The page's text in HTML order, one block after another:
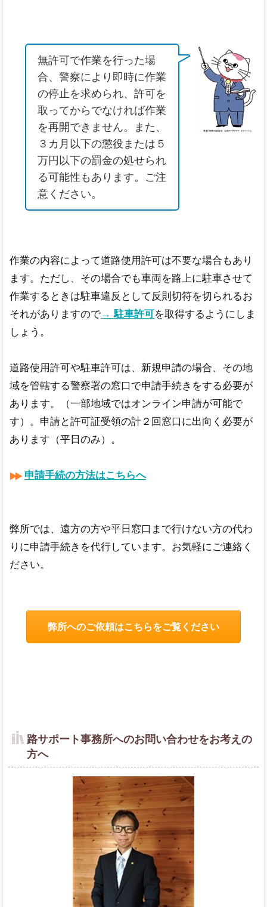
無許可で作業を行った場
合、警察により即時に作業
の停止を求められ、許可を
取ってからでなければ作業
を再開できません。また、
３カ月以下の懲役または５
万円以下の罰金の処せられ
る可能性もあります。ご注
意ください。
作業の内容によって道路使用許可は不要な場合もあり
ます。ただし、その場合でも車両を路上に駐車させて
作業するときは駐車違反として反則切符を切られるお
それがありますので→ 駐車許可を取得するようにしま
しょう。
道路使用許可や駐車許可は、新規申請の場合、その地
域を管轄する警察署の窓口で申請手続きをする必要が
あります。（一部地域ではオンライン申請が可能で
す）。申請と許可証受領の計２回窓口に出向く必要が
あります（平日のみ）。
申請手続の方法はこちらへ
弊所では、遠方の方や平日窓口まで行けない方の代わ
りに申請手続きを代行しています。お気軽にご連絡く
ださい。
弊所へのご依頼はこちらをご覧ください
路サポート事務所へのお問い合わせをお考えの
方へ